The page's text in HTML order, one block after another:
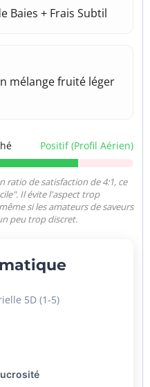
Baies + Frais Subtil
mélange fruité léger
Positif (Profil Aérien)
ratio de satisfaction de 4:1, ce
Il évite l'aspect trop
si les amateurs de saveurs
peu trop discret.
5D (1-5)